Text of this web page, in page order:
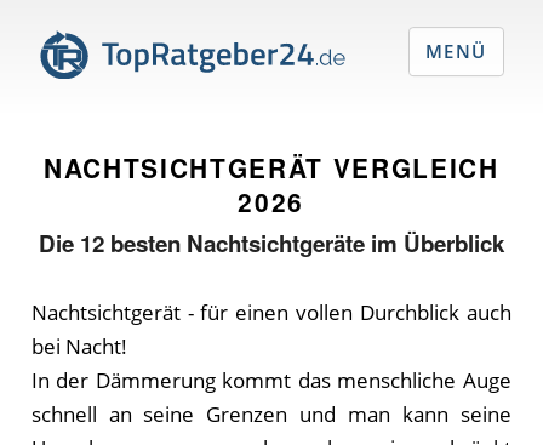
NACHTSICHTGERÄT VERGLEICH
2026
Die 12 besten Nachtsichtgeräte im Überblick
Nachtsichtgerät - für einen vollen Durchblick auch
bei Nacht!
In der Dämmerung kommt das menschliche Auge
schnell an seine Grenzen und man kann seine
MENÜ